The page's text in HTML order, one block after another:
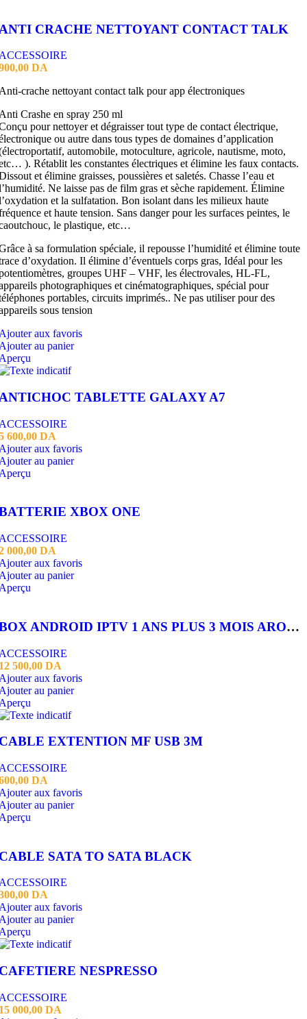
CRACHE NETTOYANT CONTACT TALK
DA
crache nettoyant contact talk pour app électroniques
Crashe en spray 250 ml
pour nettoyer et dégraisser tout type de contact électrique,
ou autre dans tous types de domaines d’application
automobile, motoculture, agricole, nautisme, moto,
). Rétablit les constantes électriques et élimine les faux contacts.
et élimine graisses, poussières et saletés. Chasse l’eau et
Ne laisse pas de film gras et sèche rapidement. Élimine
et la sulfatation. Bon isolant dans les milieux haute
et haute tension. Sans danger pour les surfaces peintes, le
le plastique, etc…
à sa formulation spéciale, il repousse l’humidité et élimine toute
d’oxydation. Il élimine d’éventuels corps gras, Idéal pour les
groupes UHF – VHF, les électrovales, HL-FL,
photographiques et cinématographiques, spécial pour
portables, circuits imprimés.. Ne pas utiliser pour des
sous tension
aux favoris
au panier
TABLETTE GALAXY A7
600,00 DA
aux favoris
au panier
XBOX ONE
000,00 DA
aux favoris
au panier
BOX ANDROID IPTV 1 ANS PLUS 3 MOIS AROX VOD
500,00 DA
aux favoris
au panier
EXTENTION MF USB 3M
DA
aux favoris
au panier
SATA TO SATA BLACK
DA
aux favoris
au panier
NESPRESSO
000,00 DA